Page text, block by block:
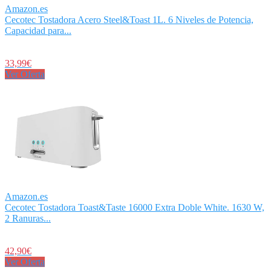
Amazon.es
Cecotec Tostadora Acero Steel&Toast 1L. 6 Niveles de Potencia,
Capacidad para...
33,99€
Ver Oferta
Amazon.es
Cecotec Tostadora Toast&Taste 16000 Extra Doble White. 1630 W,
2 Ranuras...
42,90€
Ver Oferta